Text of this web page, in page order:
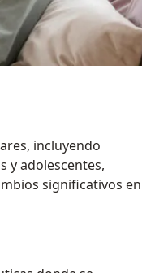
incluyendo
y adolescentes,
significativos en